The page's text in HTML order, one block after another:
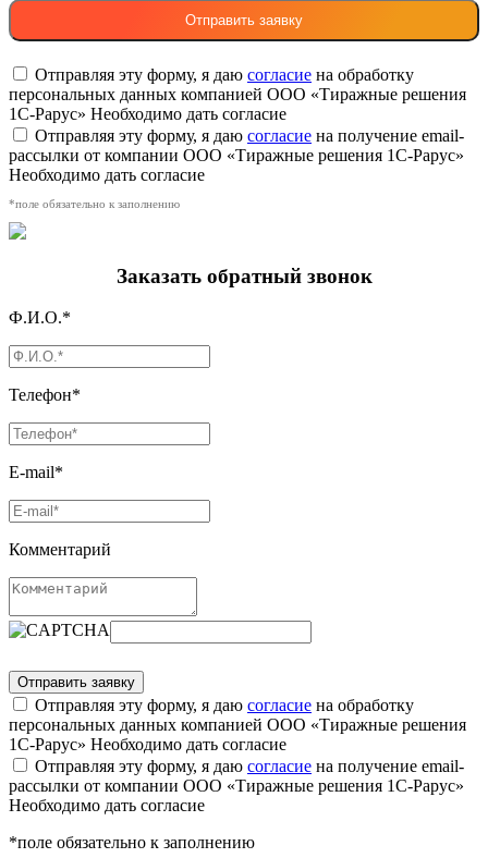
Отправляя эту форму, я даю согласие на обработку
персональных данных компанией ООО «Тиражные решения
1С-Рарус» Необходимо дать согласие
Отправляя эту форму, я даю согласие на получение email-
рассылки от компании ООО «Тиражные решения 1С-Рарус»
Необходимо дать согласие
*поле обязательно к заполнению
Заказать обратный звонок
Ф.И.О.*
Телефон*
E-mail*
Комментарий
Отправляя эту форму, я даю согласие на обработку
персональных данных компанией ООО «Тиражные решения
1С-Рарус» Необходимо дать согласие
Отправляя эту форму, я даю согласие на получение email-
рассылки от компании ООО «Тиражные решения 1С-Рарус»
Необходимо дать согласие
*поле обязательно к заполнению